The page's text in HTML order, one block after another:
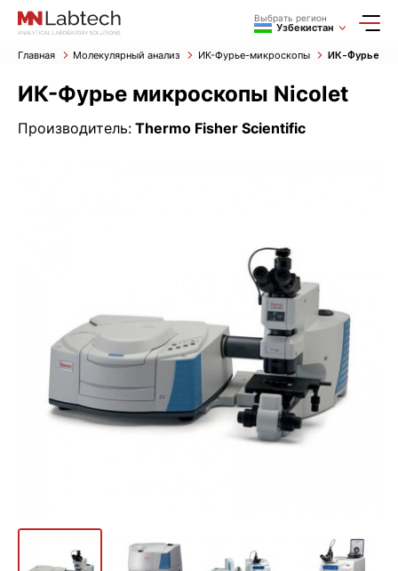
Выбрать регион
Узбекистан
Главная Молекулярный анализ ИК-Фурье-микроскопы ИК-Фурье
ИК-Фурье микроскопы Nicolet
Производитель: Thermo Fisher Scientific